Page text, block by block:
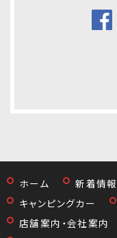
ホーム 新着情報
キャンピングカー
店舗案内・会社案内